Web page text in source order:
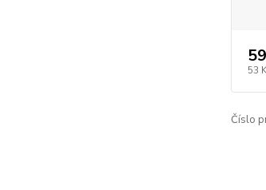
53
Číslo